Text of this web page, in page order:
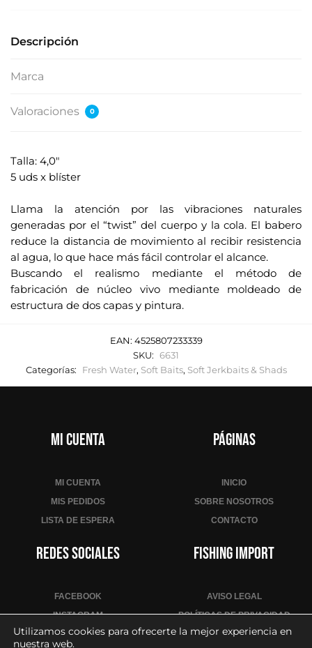
Descripción
Marca
Valoraciones 0
Talla: 4,0"
5 uds x blíster
Llama la atención por las vibraciones naturales
generadas por el “twist” del cuerpo y la cola. El babero
reduce la distancia de movimiento al recibir resistencia
al agua, lo que hace más fácil controlar el alcance.
Buscando el realismo mediante el método de
fabricación de núcleo vivo mediante moldeado de
estructura de dos capas y pintura.
EAN: 4525807233339
SKU: 6631
Categorías:
Fresh Water, Soft Baits, Soft Jerkbaits & Shads
Mi cuenta
MI CUENTA
MIS PEDIDOS
LISTA DE ESPERA
Páginas
INICIO
SOBRE NOSOTROS
CONTACTO
Redes sociales
FACEBOOK
INSTAGRAM
YOUTUBE
Fishing Import
AVISO LEGAL
POLÍTICAS DE PRIVACIDAD
POLÍTICA DE COOKIES
Utilizamos cookies para ofrecerte la mejor experiencia en
nuestra web.